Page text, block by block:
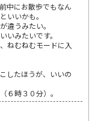
中にお散歩でもなん
いいかも。
違うみたい。
いみたいです。
ねむねむモードに入
したほうが、いいの
６時３０分）。